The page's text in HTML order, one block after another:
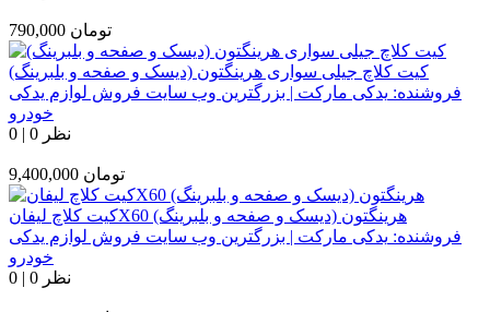
790,000 تومان
کیت کلاچ جیلی سواری هرینگتون (دیسک و صفحه و بلبرینگ)
فروشنده: یدکی مارکت | بزرگترین وب سایت فروش لوازم یدکی
خودرو
0 | 0 نظر
9,400,000 تومان
کیت کلاچ لیفانX60 هرینگتون (دیسک و صفحه و بلبرینگ)
فروشنده: یدکی مارکت | بزرگترین وب سایت فروش لوازم یدکی
خودرو
0 | 0 نظر